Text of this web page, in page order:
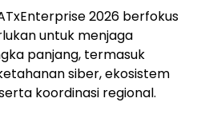
2026 berfokus
untuk menjaga
panjang, termasuk
siber, ekosistem
koordinasi regional.